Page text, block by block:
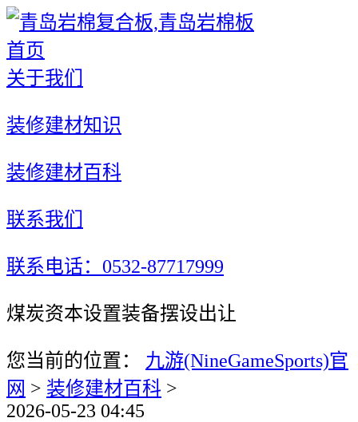
首页
关于我们
装修建材知识
装修建材百科
联系我们
联系电话：0532-87717999
煤炭资本设置装备摆设出让
您当前的位置： 九游(NineGameSports)官
网 > 装修建材百科 >
2026-05-23 04:45